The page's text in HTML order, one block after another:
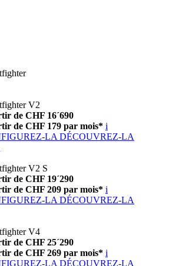
V2
de CHF 16´690
de CHF 179 par mois* i
LA DÉCOUVREZ-LA
V2 S
de CHF 19´290
de CHF 209 par mois* i
LA DÉCOUVREZ-LA
V4
de CHF 25´290
de CHF 269 par mois* i
LA DÉCOUVREZ-LA